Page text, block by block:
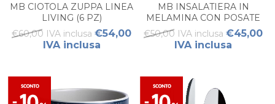
MB CIOTOLA ZUPPA LINEA
LIVING (6 PZ)
€60,00 IVA inclusa €54,00
IVA inclusa
MB INSALATIERA IN
MELAMINA CON POSATE
LIVING (3 PZ)
€50,00 IVA inclusa €45,00
IVA inclusa